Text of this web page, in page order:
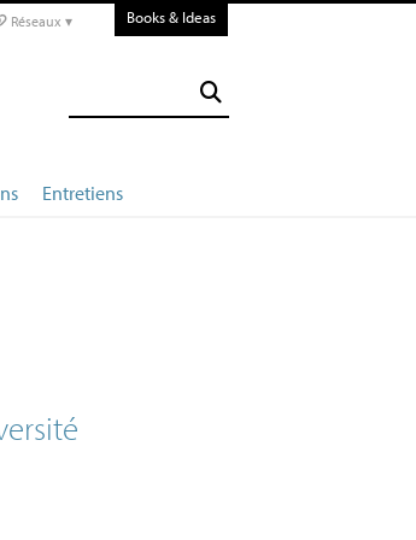
Réseaux ▾ Books & Ideas
Entretiens